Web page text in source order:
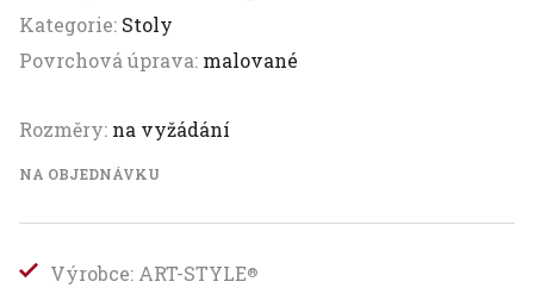
Kategorie: Stoly
Povrchová úprava: malované
Rozměry: na vyžádání
NA OBJEDNÁVKU
Výrobce: ART-STYLE®